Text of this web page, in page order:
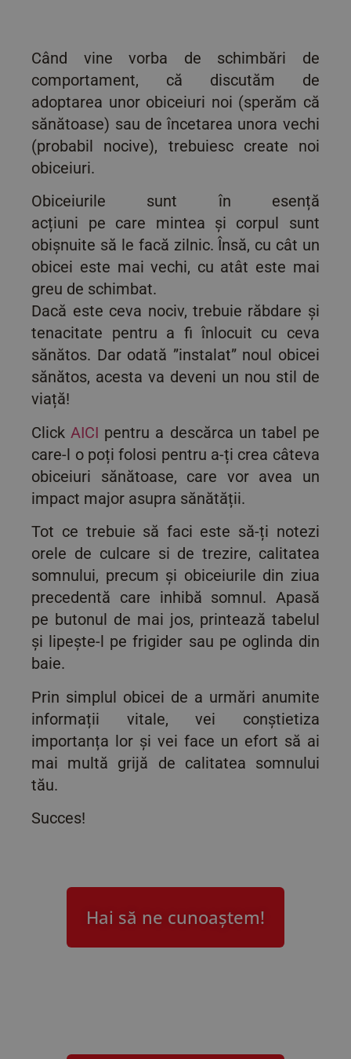
Când vine vorba de schimbări de
comportament, că discutăm de
adoptarea unor obiceiuri noi (sperăm că
sănătoase) sau de încetarea unora vechi
(probabil nocive), trebuiesc create noi
obiceiuri.
Obiceiurile sunt în esență
acțiuni pe care mintea și corpul sunt
obișnuite să le facă zilnic. Însă, cu cât un
obicei este mai vechi, cu atât este mai
greu de schimbat.
Dacă este ceva nociv, trebuie răbdare și
tenacitate pentru a fi înlocuit cu ceva
sănătos. Dar odată ”instalat” noul obicei
sănătos, acesta va deveni un nou stil de
viață!
Click AICI pentru a descărca un tabel pe
care-l o poți folosi pentru a-ți crea câteva
obiceiuri sănătoase, care vor avea un
impact major asupra sănătății.
Tot ce trebuie să faci este să-ți notezi
orele de culcare si de trezire, calitatea
somnului, precum și obiceiurile din ziua
precedentă care inhibă somnul. Apasă
pe butonul de mai jos, printează tabelul
și lipește-l pe frigider sau pe oglinda din
baie.
Prin simplul obicei de a urmări anumite
informații vitale, vei conștietiza
importanța lor și vei face un efort să ai
mai multă grijă de calitatea somnului
tău.
Succes!
Hai să ne cunoaștem!